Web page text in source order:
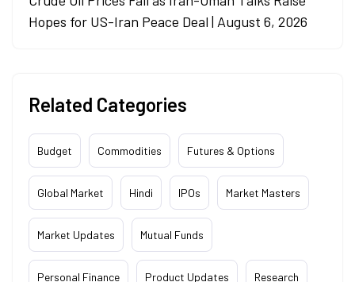
Hopes for US-Iran Peace Deal | August 6, 2026
Related Categories
Budget Commodities Futures & Options
Global Market Hindi IPOs Market Masters
Market Updates Mutual Funds
Personal Finance Product Updates Research